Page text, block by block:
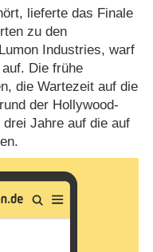
lieferte das Finale
zu den
Industries, warf
Die frühe
die Wartezeit auf die
der Hollywood-
Jahre auf die auf